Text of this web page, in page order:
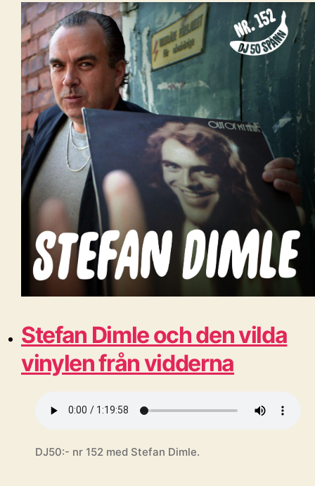
Stefan Dimle och den vilda
vinylen från vidderna
DJ50:- nr 152 med Stefan Dimle.